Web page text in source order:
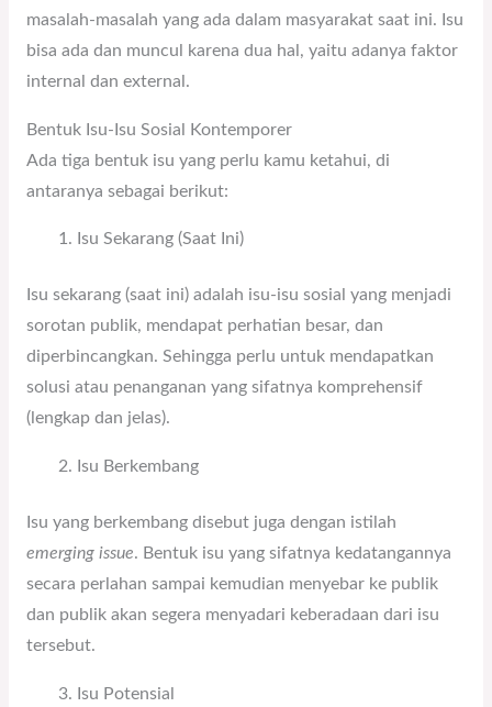
masalah-masalah yang ada dalam masyarakat saat ini. Isu
bisa ada dan muncul karena dua hal, yaitu adanya faktor
internal dan external.
Bentuk Isu-Isu Sosial Kontemporer
Ada tiga bentuk isu yang perlu kamu ketahui, di
antaranya sebagai berikut:
Isu Sekarang (Saat Ini)
Isu sekarang (saat ini) adalah isu-isu sosial yang menjadi
sorotan publik, mendapat perhatian besar, dan
diperbincangkan. Sehingga perlu untuk mendapatkan
solusi atau penanganan yang sifatnya komprehensif
(lengkap dan jelas).
Isu Berkembang
Isu yang berkembang disebut juga dengan istilah
emerging issue. Bentuk isu yang sifatnya kedatangannya
secara perlahan sampai kemudian menyebar ke publik
dan publik akan segera menyadari keberadaan dari isu
tersebut.
Isu Potensial